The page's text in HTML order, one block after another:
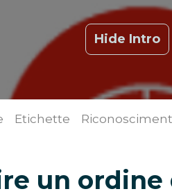
Hide Intro
Etichette
un